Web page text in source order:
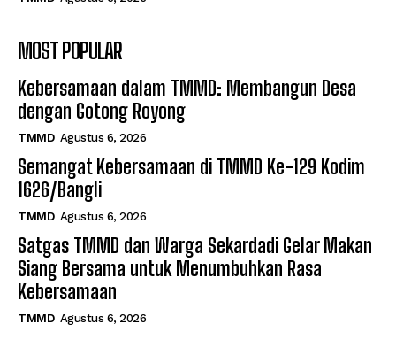
MOST POPULAR
Kebersamaan dalam TMMD: Membangun Desa
dengan Gotong Royong
TMMD Agustus 6, 2026
Semangat Kebersamaan di TMMD Ke-129 Kodim
1626/Bangli
TMMD Agustus 6, 2026
Satgas TMMD dan Warga Sekardadi Gelar Makan
Siang Bersama untuk Menumbuhkan Rasa
Kebersamaan
TMMD Agustus 6, 2026